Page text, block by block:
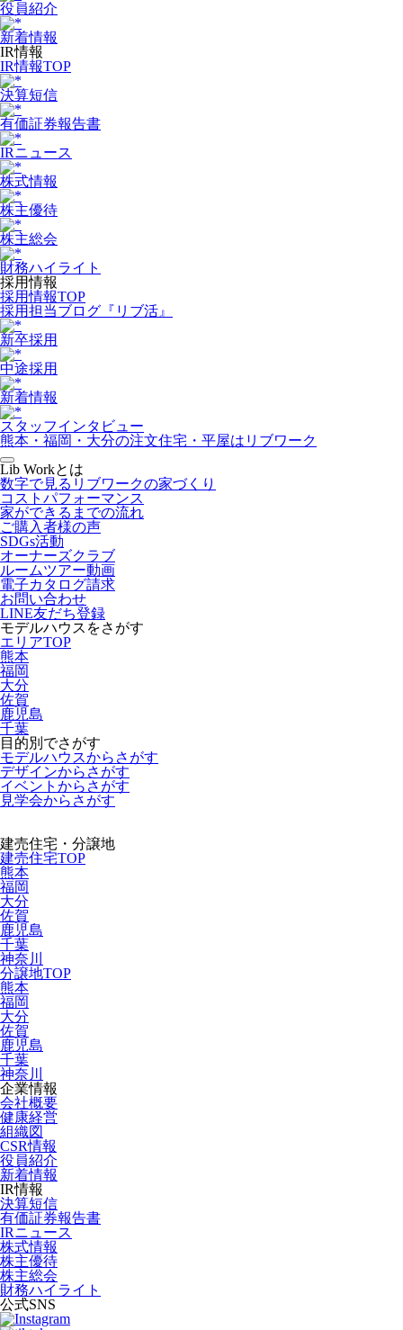
役員紹介
新着情報
IR情報
IR情報TOP
決算短信
有価証券報告書
IRニュース
株式情報
株主優待
株主総会
財務ハイライト
採用情報
採用情報TOP
採用担当ブログ『リブ活』
新卒採用
中途採用
新着情報
スタッフインタビュー
熊本・福岡・大分の注文住宅・平屋はリブワーク
Lib Workとは
数字で見るリブワークの家づくり
コストパフォーマンス
家ができるまでの流れ
ご購入者様の声
SDGs活動
オーナーズクラブ
ルームツアー動画
電子カタログ請求
お問い合わせ
LINE友だち登録
モデルハウスをさがす
エリアTOP
熊本
福岡
大分
佐賀
鹿児島
千葉
目的別でさがす
モデルハウスからさがす
デザインからさがす
イベントからさがす
見学会からさがす
建売住宅・分譲地
建売住宅TOP
熊本
福岡
大分
佐賀
鹿児島
千葉
神奈川
分譲地TOP
熊本
福岡
大分
佐賀
鹿児島
千葉
神奈川
企業情報
会社概要
健康経営
組織図
CSR情報
役員紹介
新着情報
IR情報
決算短信
有価証券報告書
IRニュース
株式情報
株主優待
株主総会
財務ハイライト
公式SNS